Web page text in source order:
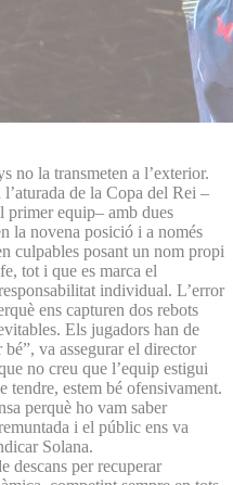
no la transmeten a l’exterior.
de la Copa del Rei –
primer equip– amb dues
la novena posició i a només
culpables posant un nom propi
tot i que es marca el
individual. L’error
ens capturen dos rebots
Els jugadors han de
bé”, va assegurar el director
no creu que l’equip estigui
tendre, estem bé ofensivament.
perquè ho vam saber
i el públic ens va
Solana.
descans per recuperar